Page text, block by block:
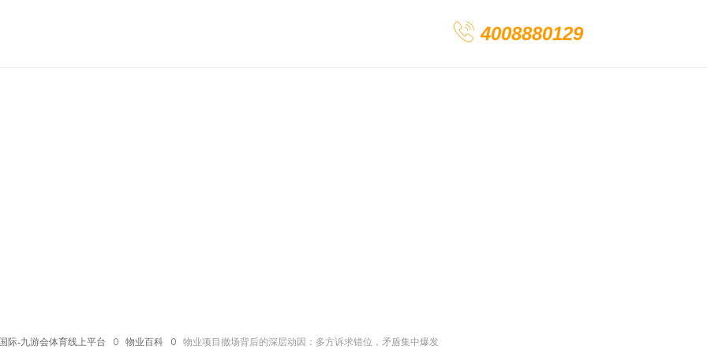
4008880129
际-九游会体育线上平台 ꄲ 物业百科 ꄲ 物业项目撤场背后的深层动因：多方诉求错位，矛盾集中爆发